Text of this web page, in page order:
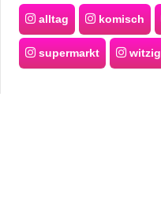
alltag komisch
supermarkt witzig